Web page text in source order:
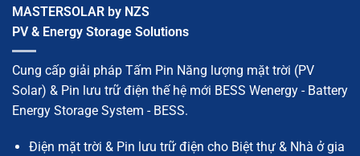
MASTERSOLAR by NZS
PV & Energy Storage Solutions
Cung cấp giải pháp Tấm Pin Năng lượng mặt trời (PV
Solar) & Pin lưu trữ điện thế hệ mới BESS Wenergy - Battery
Energy Storage System - BESS.
Điện mặt trời & Pin lưu trữ điện cho Biệt thự & Nhà ở gia